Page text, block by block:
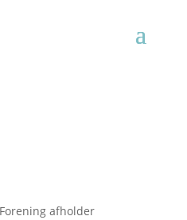
afholder